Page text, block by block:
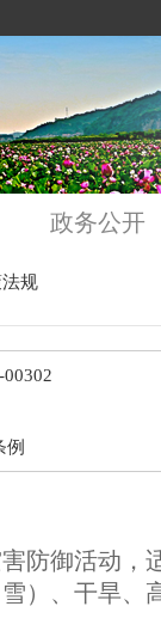
政务公开
规
00302
例
防御活动，
）、干旱